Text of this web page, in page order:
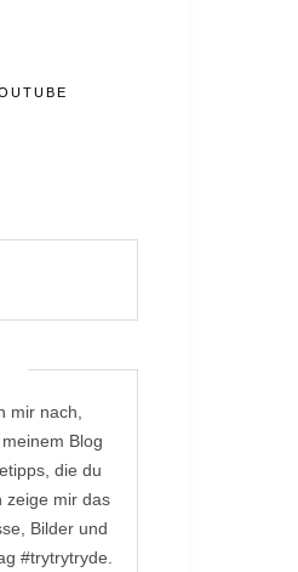
mir nach,
Blog
die du
zeige mir das
Bilder und
#trytrytryde.